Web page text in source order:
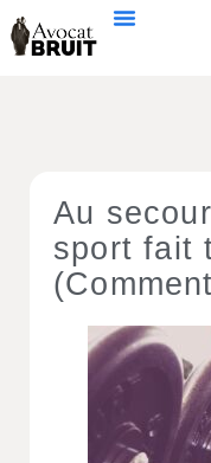
Au
sport fait